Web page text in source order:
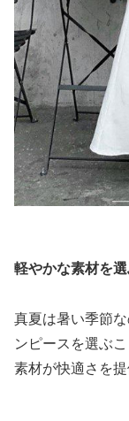
軽やかな素材を
真夏は暑い季節
ンピースを選ぶ
素材が快適さを提